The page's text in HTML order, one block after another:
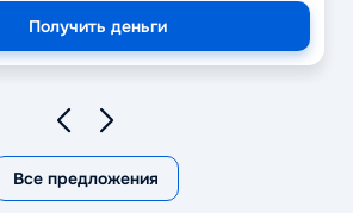
Получить деньги
Все предложения